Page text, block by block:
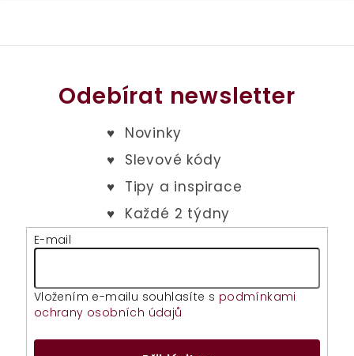
Odebírat newsletter
E-mail
Vložením e-mailu souhlasíte s podmínkami
ochrany osobních údajů